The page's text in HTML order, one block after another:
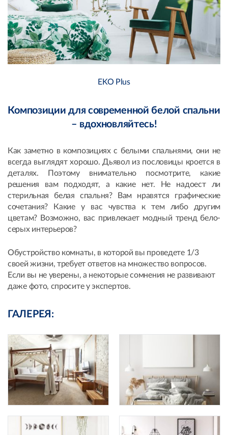
ЕKO Plus
Композиции для современной белой спальни
– вдохновляйтесь!
Как заметно в композициях с белыми спальнями, они не
всегда выглядят хорошо. Дьявол из пословицы кроется в
деталях. Поэтому внимательно посмотрите, какие
решения вам подходят, а какие нет. Не надоест ли
стерильная белая спальня? Вам нравятся графические
сочетания? Какие у вас чувства к тем либо другим
цветам? Возможно, вас привлекает модный тренд бело-
серых интерьеров?
Обустройство комнаты, в которой вы проведете 1/3
своей жизни, требует ответов на множество вопросов.
Если вы не уверены, а некоторые сомнения не развивают
даже фото, спросите у экспертов.
ГАЛЕРЕЯ: